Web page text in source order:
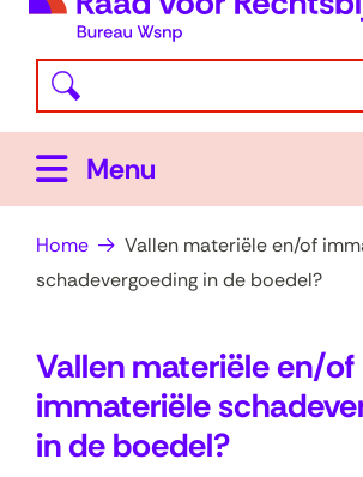
worden
toegestaan
Waar
bent
naar
op
zoek?
Menu
Home
Vallen materiële en/of
schadevergoeding in de boedel?
Vallen materiële en/of
immateriële
in de boedel?